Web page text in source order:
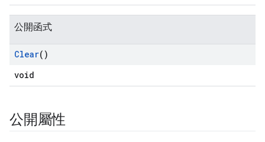
公開函式
Clear()
void
公開屬性